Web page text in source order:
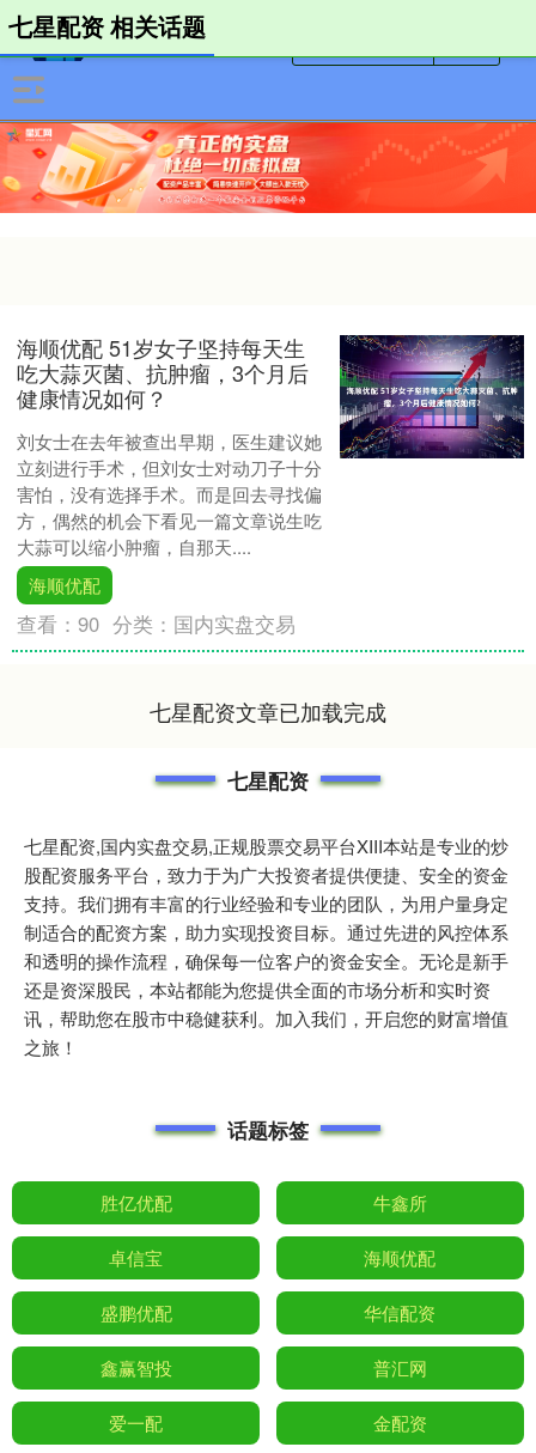
七星配资 相关话题
海顺优配 51岁女子坚持每天生
吃大蒜灭菌、抗肿瘤，3个月后
健康情况如何？
刘女士在去年被查出早期，医生建议她
立刻进行手术，但刘女士对动刀子十分
害怕，没有选择手术。而是回去寻找偏
方，偶然的机会下看见一篇文章说生吃
大蒜可以缩小肿瘤，自那天....
海顺优配
查看：90 分类： 国内实盘交易
七星配资文章已加载完成
七星配资
七星配资,国内实盘交易,正规股票交易平台XIII‌本站是专业的炒
股配资服务平台，致力于为广大投资者提供便捷、安全的资金
支持。我们拥有丰富的行业经验和专业的团队，为用户量身定
制适合的配资方案，助力实现投资目标。通过先进的风控体系
和透明的操作流程，确保每一位客户的资金安全。无论是新手
还是资深股民，本站都能为您提供全面的市场分析和实时资
讯，帮助您在股市中稳健获利。加入我们，开启您的财富增值
之旅！
话题标签
胜亿优配 牛鑫所
卓信宝 海顺优配
盛鹏优配 华信配资
鑫赢智投 普汇网
爱一配 金配资